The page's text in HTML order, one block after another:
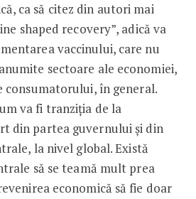
ca să citez din autori mai
shaped recovery”, adică va
vaccinului, care nu
sectoare ale economiei,
consumatorului, în general.
va fi tranziția de la
din partea guvernului și din
la nivel global. Există
să se teamă mult prea
economică să fie doar